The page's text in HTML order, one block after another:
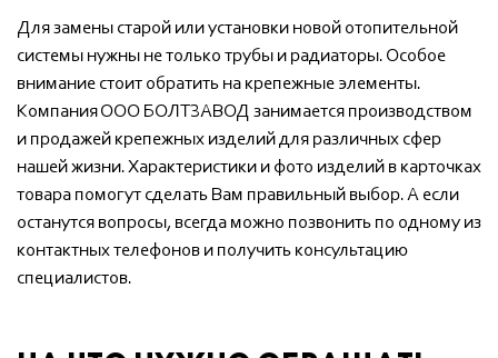
Для замены старой или установки новой отопительной
системы нужны не только трубы и радиаторы. Особое
внимание стоит обратить на крепежные элементы.
Компания ООО БОЛТЗАВОД занимается производством
и продажей крепежных изделий для различных сфер
нашей жизни. Характеристики и фото изделий в карточках
товара помогут сделать Вам правильный выбор. А если
останутся вопросы, всегда можно позвонить по одному из
контактных телефонов и получить консультацию
специалистов.